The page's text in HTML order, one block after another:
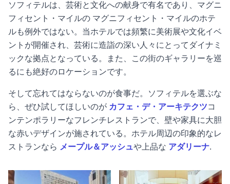
ソフィテルは、芸術と文化への献身で有名であり、マグニ
フィセント・マイルの マグニフィセント・マイルのホテ
ルも例外ではない。当ホテルでは頻繁に美術展や文化イベ
ントが開催され、芸術に造詣の深い人々にとってダイナミ
ックな拠点となっている。また、この街のギャラリーを巡
るにも絶好のロケーションです。
そして忘れてはならないのが食事だ。ソフィテルを選ぶな
ら、ぜひ試してほしいのが カフェ・デ・アーキテクツコ
ンテンポラリーなフレンチレストランで、壁や家具に大胆
な赤いデザインが施されている。ホテル周辺の印象的なレ
ストランなら メープル＆アッシュや上品な アダリーナ.